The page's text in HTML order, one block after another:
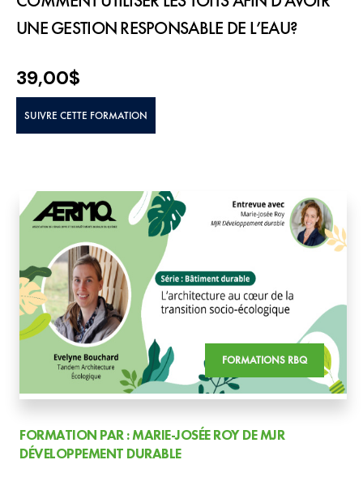
UNE GESTION RESPONSABLE DE L’EAU?
39,00$
SUIVRE CETTE FORMATION
FORMATIONS RBQ
FORMATION PAR : MARIE-JOSÉE ROY DE MJR
DÉVELOPPEMENT DURABLE